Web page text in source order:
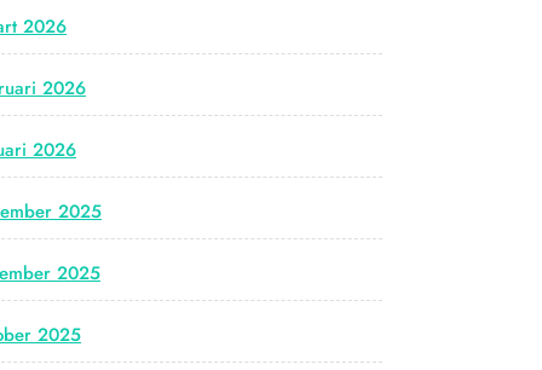
2026
2026
2026
2025
2025
2025